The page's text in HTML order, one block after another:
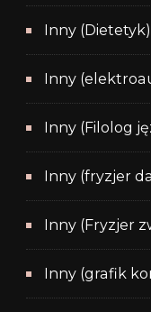
Inny (Dietetyk)
Inny
Inny (Filolog
Inny (fryzjer
Inny (Fryzjer
Inny (grafik